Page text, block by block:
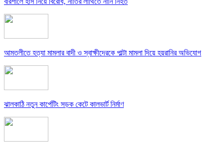
আমতলীতে হত্যা মামলার বাদী ও স্বাক্ষীদেরকে পাল্টা মামলা দিয়ে হয়রানির অভিযোগ
ঝালকাঠি নতুন কার্পেটিং সড়ক কেটে কালভার্ট নির্মাণ